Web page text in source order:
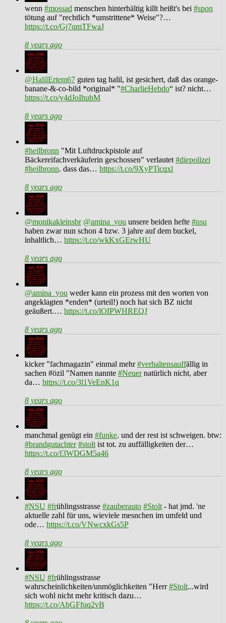
wenn #mossad menschen hinterhältig killt heißt's bei #spon
tötung auf "rechtlich *umstrittene* Weise"?…
https://t.co/Gj7qmTFwaJ
8 years ago
@HalilErtem67 guten tag halil, ist gesichert, daß das orange-
banane-&-co-bild *original* "#CharlieHebdo“ ist? nicht…
https://t.co/y4dJoIhubM
8 years ago
#heilbronn "Mit Luftdruckpistole auf
Bäckereifachverkäuferin geschossen" verlautet #diepolizei
#heilbronn. dass das… https://t.co/9XyPTicqxl
8 years ago
@monikakleinsbr @amina_you unsere beiden hefte #nsu
haben zwar nun schon 4 bzw. 3 jahre auf dem buckel,
inhaltlich… https://t.co/wkKxGErwHU
8 years ago
@amina_you weder kann ein prozess mit den worten von
angeklagten *enden* (urteil!) noch hat sich BZ nicht
geäußert.… https://t.co/lOIPWHREQJ
8 years ago
kicker "fachmagazin" einmal mehr#verhaltensauffällig in
sachen #özil "Namen nannte #Neuernatürlich nicht, aber
da… https://t.co/3l1VeEnK1q
8 years ago
manchmal genügt ein #funke. und der rest ist schweigen. btw:
#brandgutachter #stolt ist tot. zu auffälligkeiten der…
https://t.co/f3WDGM5a46
8 years ago
#NSU #frühlingsstrasse #zauberauto #Stolt - hat jmd. 'ne
aktuelle zahl für uns, wieviele mesnchen im umfeld und
ode… https://t.co/VNwcxkGs5P
8 years ago
#NSU #frühlingsstrasse
wahrscheinlichkeiten/unmöglichkeiten "Herr#Stolt...wird
sich wohl nicht mehr kritisch dazu…
https://t.co/AbGFfuq2vB